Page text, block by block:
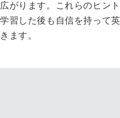
広がります。これらのヒン
学習した後も自信を持って
きます。